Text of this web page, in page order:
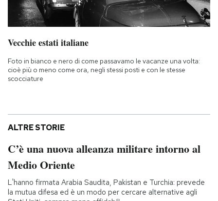
Vecchie estati italiane
Foto in bianco e nero di come passavamo le vacanze una volta:
cioè più o meno come ora, negli stessi posti e con le stesse
scocciature
ALTRE STORIE
C’è una nuova alleanza militare intorno al
Medio Oriente
L'hanno firmata Arabia Saudita, Pakistan e Turchia: prevede
la mutua difesa ed è un modo per cercare alternative agli